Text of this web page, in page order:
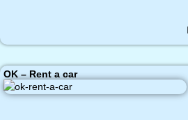
OK – Rent a car